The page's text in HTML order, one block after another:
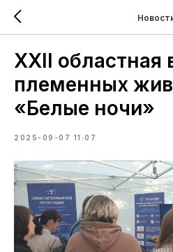
XXII областная
племенных
«Белые ночи»
2025-09-07 11:07